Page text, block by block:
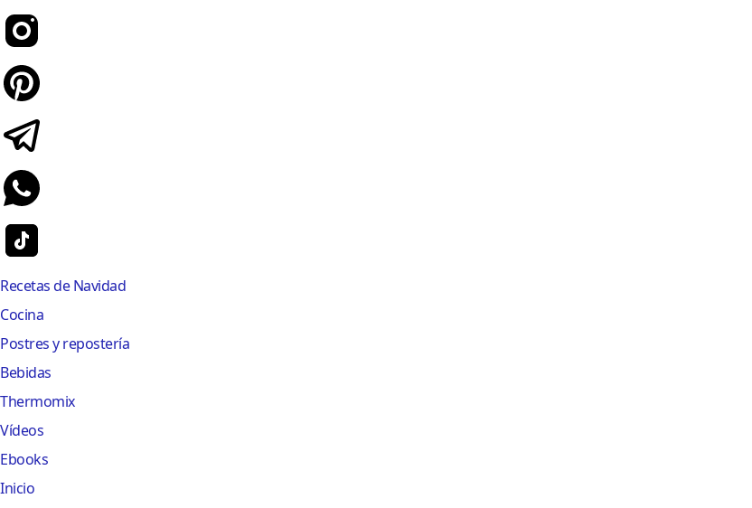
Recetas de Navidad
Cocina
Postres y repostería
Bebidas
Thermomix
Vídeos
Ebooks
Inicio